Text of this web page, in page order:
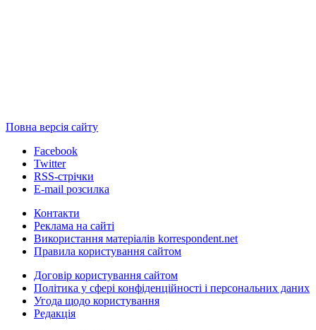
Повна версія сайту
Facebook
Twitter
RSS-стрічки
E-mail розсилка
Контакти
Реклама на сайті
Використання матеріалів korrespondent.net
Правила користування сайтом
Договір користування сайтом
Політика у сфері конфіденційності і персональних даних
Угода щодо користування
Редакція